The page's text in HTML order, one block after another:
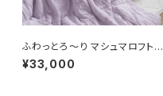
ふわっとろ～り マシュマロフトン
150×210cm
¥33,000